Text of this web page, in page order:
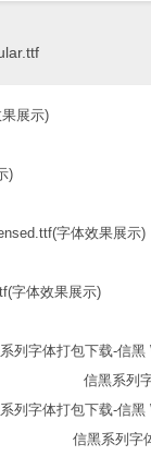
信黑系列
信黑系列字